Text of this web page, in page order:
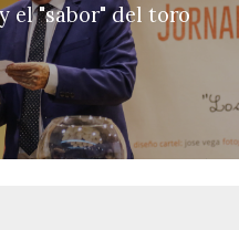
el "sabor" del toro